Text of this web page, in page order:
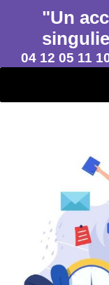
"Un
04 12 05 11
ACCOMPAGNEMENTS
FINANCEMENT ET